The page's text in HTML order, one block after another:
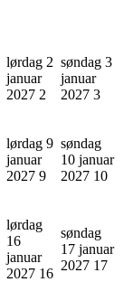
lørdag 2
januar
2027 2
søndag 3
januar
2027 3
lørdag 9
januar
2027 9
søndag
10 januar
2027 10
lørdag
16
januar
2027 16
søndag
17 januar
2027 17